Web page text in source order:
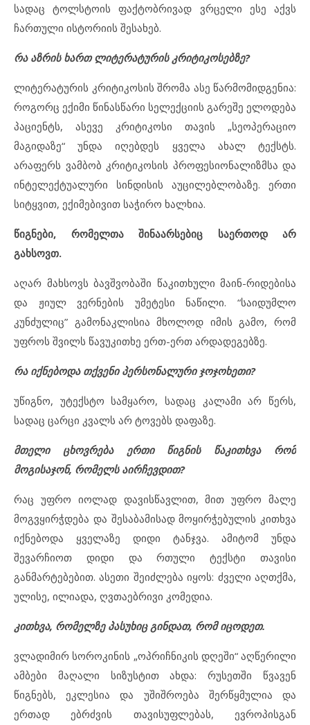
სადაც ტოლსტოის ფაქტობრივად ვრცელი ესე აქვს
ჩართული ისტორიის შესახებ.
რა აზრის ხართ ლიტერატურის კრიტიკოსებზე?
ლიტერატურის კრიტიკოსის შრომა ასე წარმომიდგენია:
როგორც ექიმი წინასწარი სელექციის გარეშე ელოდება
პაციენტს, ასევე კრიტიკოსი თავის „სეოპერაციო
მაგიდაზე“ უნდა იღებდეს ყველა ახალ ტექსტს.
არაფერს ვამბობ კრიტიკოსის პროფესიონალიზმსა და
ინტელექტუალური სინდისის აუცილებლობაზე. ერთი
სიტყვით, ექიმებივით საჭირო ხალხია.
წიგნები, რომელთა შინაარსებიც საერთოდ არ
გახსოვთ.
აღარ მახსოვს ბავშვობაში წაკითხული მაინ-რიდებისა
და ჟიულ ვერნების უმეტესი ნაწილი. “საიდუმლო
კუნძულიც” გამონაკლისია მხოლოდ იმის გამო, რომ
უფროს შვილს წავუკითხე ერთ-ერთ არდადეგებზე.
რა იქნებოდა თქვენი პერსონალური ჯოჯოხეთი?
უწიგნო, უტექსტო სამყარო, სადაც კალამი არ წერს,
სადაც ცარცი კვალს არ ტოვებს დაფაზე.
მთელი ცხოვრება ერთი წიგნის წაკითხვა რომ
მოგისაჯონ, რომელს აირჩევდით?
რაც უფრო იოლად დავისწავლით, მით უფრო მალე
მოგვყირჭდება და შესაბამისად მოყირჭებულის კითხვა
იქნებოდა ყველაზე დიდი ტანჯვა. ამიტომ უნდა
შევარჩიოთ დიდი და რთული ტექსტი თავისი
განმარტებებით. ასეთი შეიძლება იყოს: ძველი აღთქმა,
ულისე, ილიადა, ღვთაებრივი კომედია.
კითხვა, რომელზე პასუხიც გინდათ, რომ იცოდეთ.
ვლადიმირ სოროკინის „ოპრიჩნიკის დღეში“ აღწერილი
ამბები მაღალი სიზუსტით ახდა: რუსეთში წვავენ
წიგნებს, ეკლესია და უშიშროება შერწყმულია და
ერთად ებრძვის თავისუფლებას, ევროპისგან